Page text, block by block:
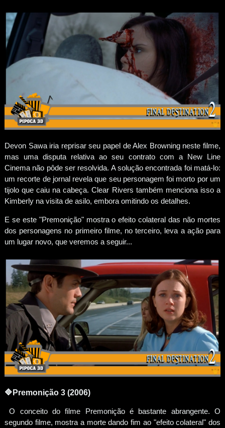
Devon Sawa iria reprisar seu papel de Alex Browning neste filme,
mas uma disputa relativa ao seu contrato com a New Line
Cinema não pôde ser resolvida. A solução encontrada foi matá-lo:
um recorte de jornal revela que seu personagem foi morto por um
tijolo que caiu na cabeça. Clear Rivers também menciona isso a
Kimberly na visita de asilo, embora omitindo os detalhes.
E se este "Premonição" mostra o efeito colateral das não mortes
dos personagens no primeiro filme, no terceiro, leva a ação para
um lugar novo, que veremos a seguir...
🔷 Premonição 3 (2006)
O conceito do filme Premonição é bastante abrangente. O
segundo filme, mostra a morte dando fim ao "efeito colateral" dos